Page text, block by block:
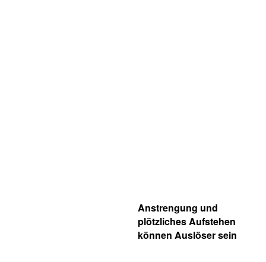
Anstrengung und
plötzliches Aufstehen
können Auslöser sein